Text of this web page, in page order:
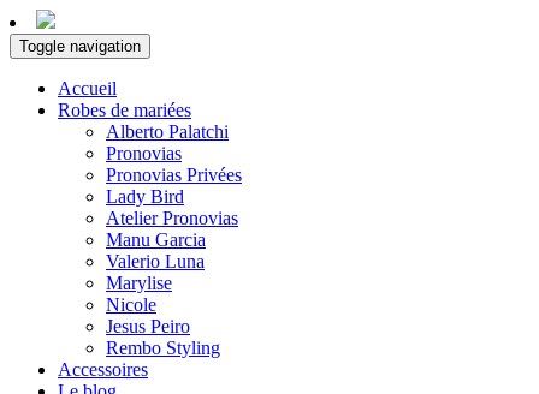
Toggle navigation
Accueil
Robes de mariées
Alberto Palatchi
Pronovias
Pronovias Privées
Lady Bird
Atelier Pronovias
Manu Garcia
Valerio Luna
Marylise
Nicole
Jesus Peiro
Rembo Styling
Accessoires